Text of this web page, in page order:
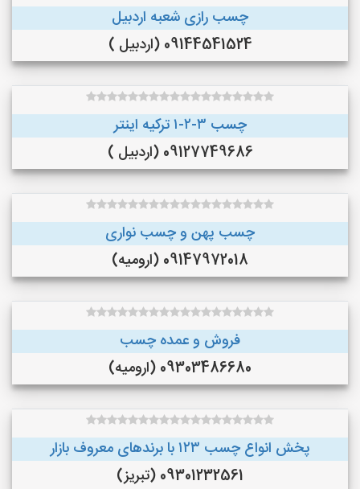
چسب رازی شعبه اردبیل
09144541524 (اردبیل )
چسب ۳-۲-۱ ترکیه اینتر
09127749686 (اردبیل )
چسب پهن و چسب نواری
09147972018 (ارومیه)
فروش و عمده چسب
09303486680 (ارومیه)
پخش انواع چسب ۱۲۳ با برندهای معروف بازار
09301232561 (تبریز)